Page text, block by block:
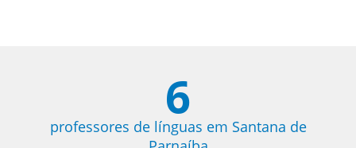
6
professores de línguas em Santana de